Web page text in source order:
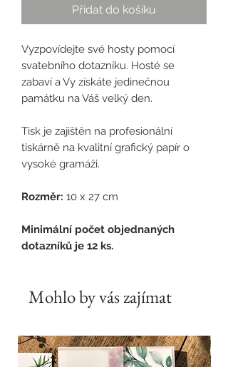
Přidat do košíku
Vyzpovídejte své hosty pomocí
svatebního dotazníku. Hosté se
zabaví a Vy získáte jedinečnou
památku na Váš velký den.
Tisk je zajištěn na profesionální
tiskárně na kvalitní grafický papír o
vysoké gramáži.
Rozměr: 10 x 27 cm
Minimální počet objednaných
dotazníků je 12 ks.
Mohlo by vás zajímat